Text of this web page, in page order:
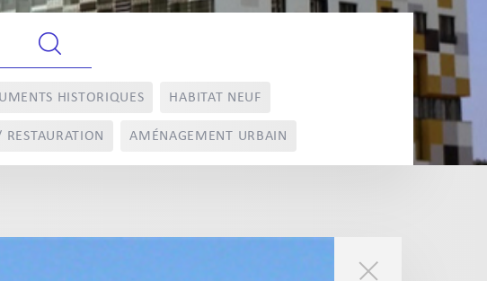
HISTORIQUES HABITAT NEUF
AMÉNAGEMENT URBAIN